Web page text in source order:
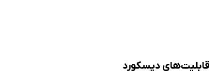
قابلیت‌های دیسکورد